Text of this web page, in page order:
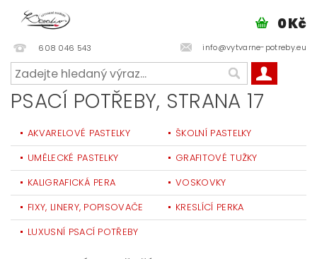
608 046 543 info@vytvarne-potreby.eu
0 Kč
PSACÍ POTŘEBY, STRANA 17
AKVARELOVÉ PASTELKY
ŠKOLNÍ PASTELKY
UMĚLECKÉ PASTELKY
GRAFITOVÉ TUŽKY
KALIGRAFICKÁ PERA
VOSKOVKY
FIXY, LINERY, POPISOVAČE
KRESLÍCÍ PERKA
LUXUSNÍ PSACÍ POTŘEBY